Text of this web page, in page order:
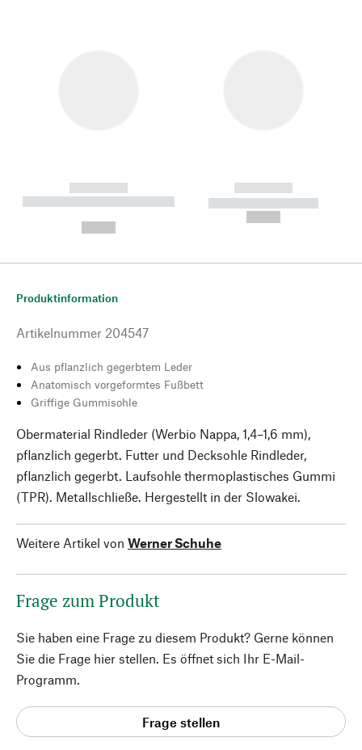
------------
----------- ----------- --------
------------
----------- -----------
Produktinformation
Artikelnummer 204547
Aus pflanzlich gegerbtem Leder
Anatomisch vorgeformtes Fußbett
Griffige Gummisohle
Obermaterial Rindleder (Werbio Nappa, 1,4–1,6 mm),
pflanzlich gegerbt. Futter und Decksohle Rindleder,
pflanzlich gegerbt. Laufsohle thermoplastisches Gummi
(TPR). Metallschließe. Hergestellt in der Slowakei.
Weitere Artikel von Werner Schuhe
Frage zum Produkt
Sie haben eine Frage zu diesem Produkt? Gerne können
Sie die Frage hier stellen. Es öffnet sich Ihr E-Mail-
Programm.
Frage stellen